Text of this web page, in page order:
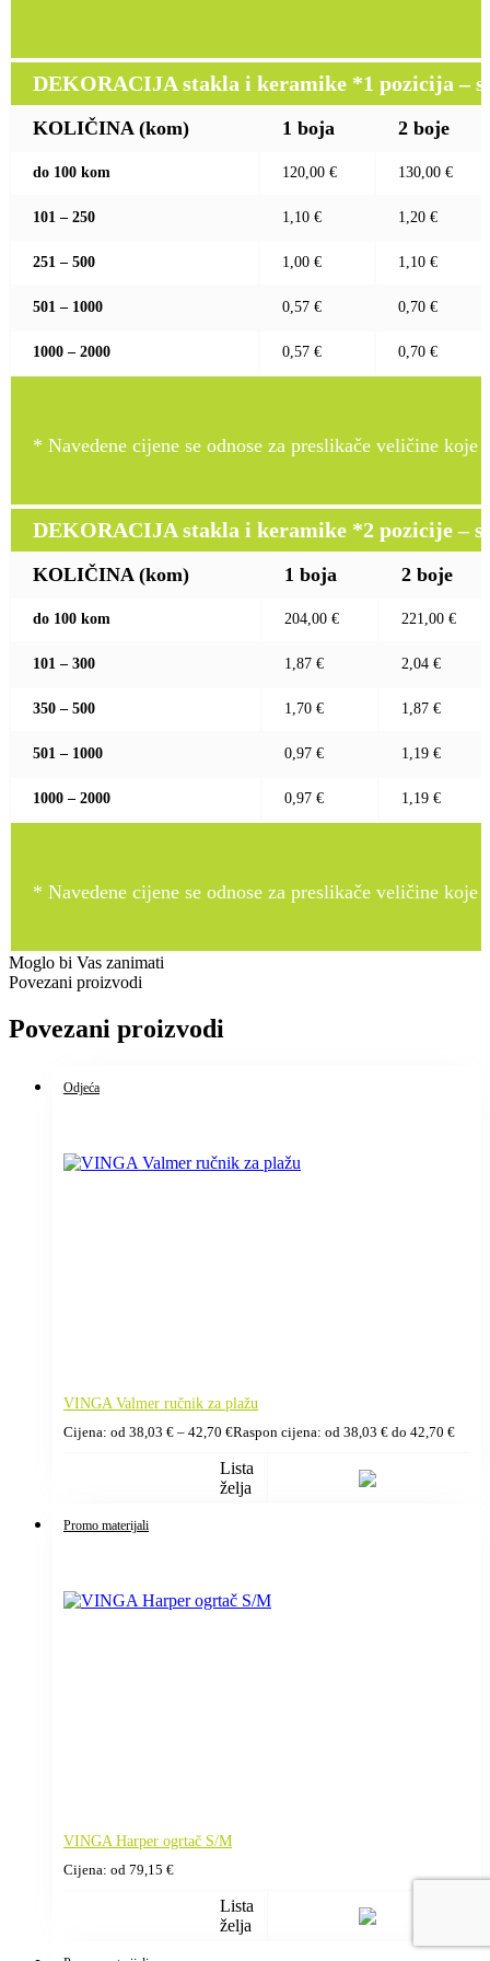
DEKORACIJA stakla i keramike *1 pozicija –
KOLIČINA (kom) 1 boja 2 boje
do 100 kom 120,00 € 130,00 €
101 – 250 1,10 € 1,20 €
251 – 500 1,00 € 1,10 €
501 – 1000 0,57 € 0,70 €
1000 – 2000 0,57 € 0,70 €
* Navedene cijene se odnose za preslikače veličine
DEKORACIJA stakla i keramike *2 pozicije –
KOLIČINA (kom) 1 boja 2 boje
do 100 kom 204,00 € 221,00 €
101 – 300 1,87 € 2,04 €
350 – 500 1,70 € 1,87 €
501 – 1000 0,97 € 1,19 €
1000 – 2000 0,97 € 1,19 €
* Navedene cijene se odnose za preslikače veličine
Moglo bi Vas zanimati
Povezani proizvodi
Povezani proizvodi
Odjeća
VINGA Valmer ručnik za plažu
Cijena: od 38,03 € – 42,70 €Raspon cijena: od 38,03 € do 42,70 €
Lista
želja
Promo materijali
VINGA Harper ogrtač S/M
Cijena: od 79,15 €
Lista
želja